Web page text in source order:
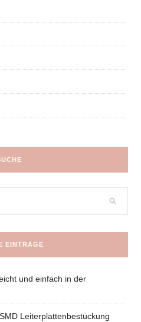
EINTRÄGE
und einfach in der
Leiterplattenbestückung